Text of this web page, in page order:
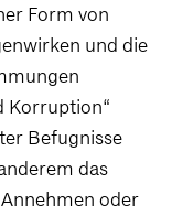
Form von
und die
Korruption“
Befugnisse
das
oder